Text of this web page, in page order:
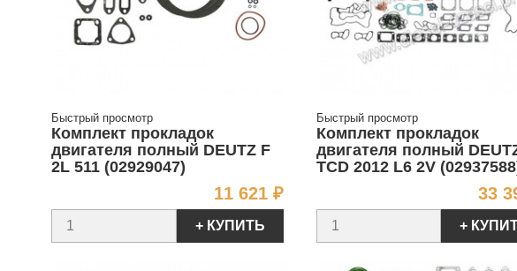
Быстрый просмотр
Комплект прокладок
двигателя полный DEUTZ F
2L 511 (02929047)
11 621 ₽Цена
+ КУПИТЬ
Быстрый просмотр
Комплект прокладок
двигателя полный
TCD 2012 L6 2V
33
+